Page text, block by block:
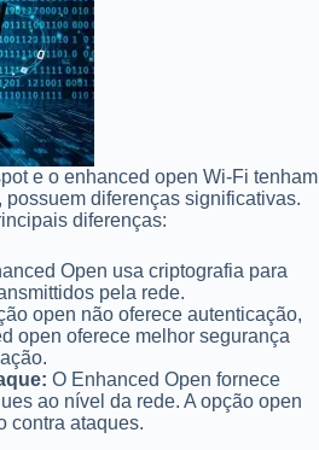
e o enhanced open Wi-Fi tenham
diferenças significativas.
diferenças:
Open usa criptografia para
pela rede.
open não oferece autenticação,
open oferece melhor segurança
O Enhanced Open fornece
ao nível da rede. A opção open
contra ataques.